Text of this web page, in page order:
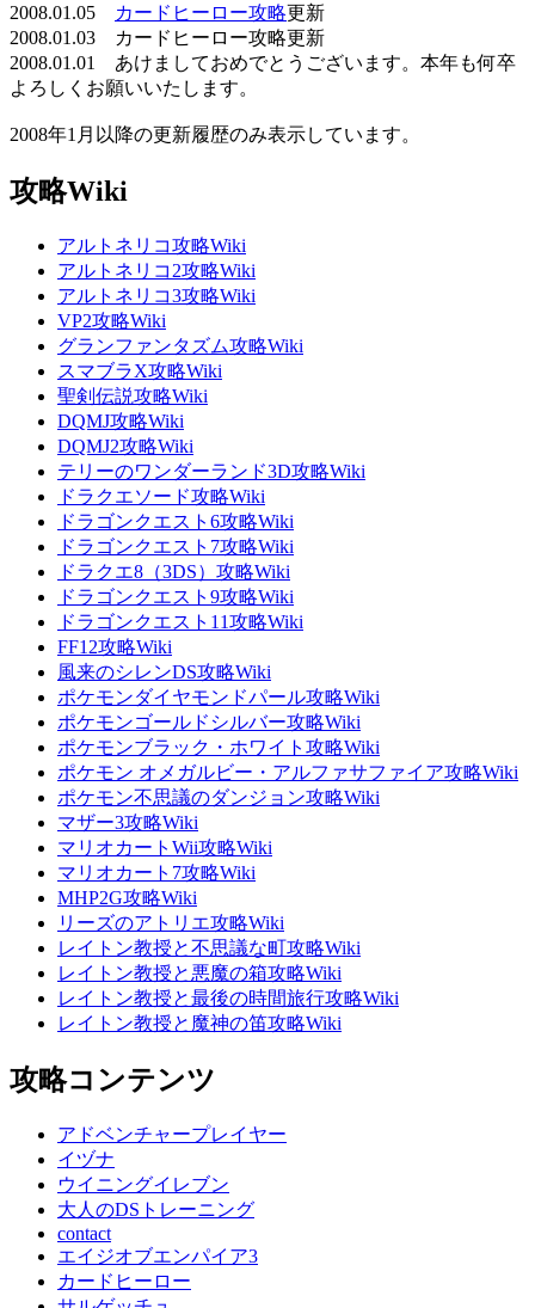
2008.01.05
カードヒーロー攻略更新
2008.01.03 カードヒーロー攻略更新
2008.01.01 あけましておめでとうございます。本年も何卒
よろしくお願いいたします。
2008年1月以降の更新履歴のみ表示しています。
攻略Wiki
アルトネリコ攻略Wiki
アルトネリコ2攻略Wiki
アルトネリコ3攻略Wiki
VP2攻略Wiki
グランファンタズム攻略Wiki
スマブラX攻略Wiki
聖剣伝説攻略Wiki
DQMJ攻略Wiki
DQMJ2攻略Wiki
テリーのワンダーランド3D攻略Wiki
ドラクエソード攻略Wiki
ドラゴンクエスト6攻略Wiki
ドラゴンクエスト7攻略Wiki
ドラクエ8（3DS）攻略Wiki
ドラゴンクエスト9攻略Wiki
ドラゴンクエスト11攻略Wiki
FF12攻略Wiki
風来のシレンDS攻略Wiki
ポケモンダイヤモンドパール攻略Wiki
ポケモンゴールドシルバー攻略Wiki
ポケモンブラック・ホワイト攻略Wiki
ポケモン オメガルビー・アルファサファイア攻略Wiki
ポケモン不思議のダンジョン攻略Wiki
マザー3攻略Wiki
マリオカートWii攻略Wiki
マリオカート7攻略Wiki
MHP2G攻略Wiki
リーズのアトリエ攻略Wiki
レイトン教授と不思議な町攻略Wiki
レイトン教授と悪魔の箱攻略Wiki
レイトン教授と最後の時間旅行攻略Wiki
レイトン教授と魔神の笛攻略Wiki
攻略コンテンツ
アドベンチャープレイヤー
イヅナ
ウイニングイレブン
大人のDSトレーニング
contact
エイジオブエンパイア3
カードヒーロー